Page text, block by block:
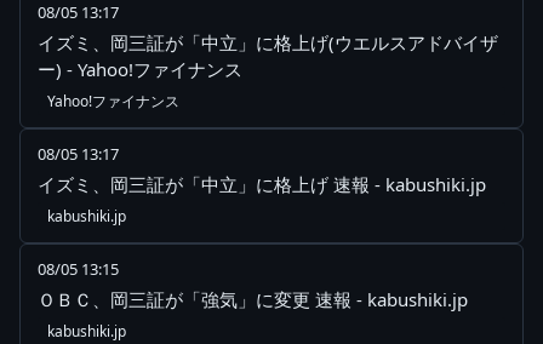
08/05 13:17
イズミ、岡三証が「中立」に格上げ(ウエルスアドバイザ
ー) - Yahoo!ファイナンス
Yahoo!ファイナンス
08/05 13:17
イズミ、岡三証が「中立」に格上げ 速報 - kabushiki.jp
kabushiki.jp
08/05 13:15
ＯＢＣ、岡三証が「強気」に変更 速報 - kabushiki.jp
kabushiki.jp